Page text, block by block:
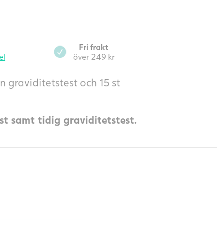
Fri frakt
över 249 kr
graviditetstest och 15 st
samt tidig graviditetstest.